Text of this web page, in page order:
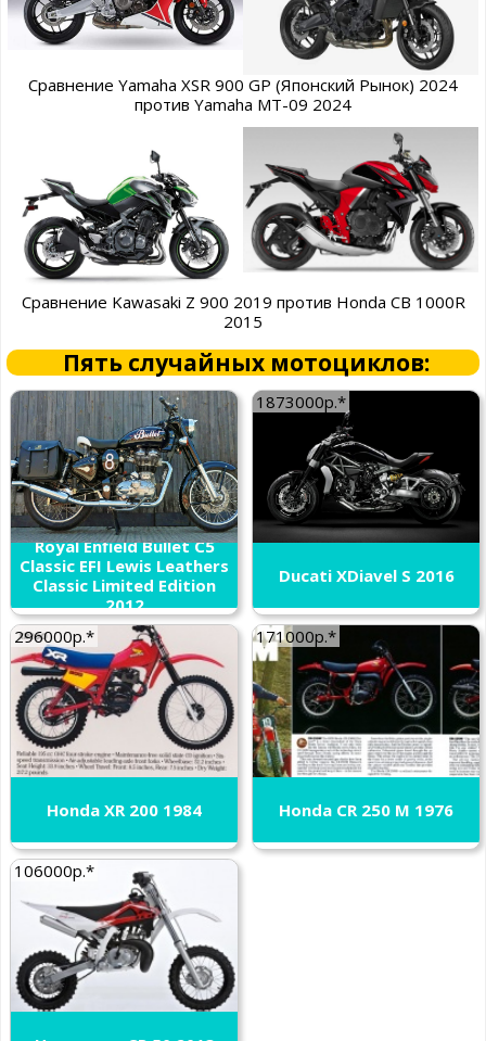
Сравнение Yamaha XSR 900 GP (Японский Рынок) 2024
против Yamaha MT-09 2024
Сравнение Kawasaki Z 900 2019 против Honda CB 1000R
2015
Пять случайных мотоциклов:
Royal Enfield Bullet C5
Classic EFI Lewis Leathers
Classic Limited Edition
2012
1873000р.*
Ducati XDiavel S 2016
296000р.*
Honda XR 200 1984
171000р.*
Honda CR 250 M 1976
106000р.*